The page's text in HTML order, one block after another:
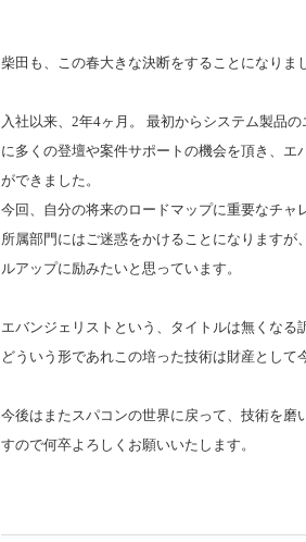
柴田も、この春大きな決断をすることになりま
入社以来、2年4ヶ月。 最初からシステム製品
に多くの登壇や案件サポートの機会を頂き、エ
ができました。
今回、自分の将来のロードマップに重要なチャ
所属部門にはご迷惑をかけることになります
ルアップに励みたいと思っています。
エバンジェリストという、タイトルは無くな
どういう形であれこの培った技術は財産として
今後はまたスパコンの世界に戻って、技術を磨
すので何卒よろしくお願いいたします。